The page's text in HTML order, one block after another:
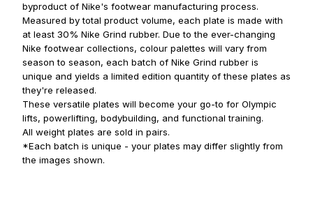
byproduct of Nike's footwear manufacturing process.
Measured by total product volume, each plate is made with
at least 30% Nike Grind rubber. Due to the ever-changing
Nike footwear collections, colour palettes will vary from
season to season, each batch of Nike Grind rubber is
unique and yields a limited edition quantity of these plates as
they're released.
These versatile plates will become your go-to for Olympic
lifts, powerlifting, bodybuilding, and functional training.
All weight plates are sold in pairs.
*Each batch is unique - your plates may differ slightly from
the images shown.